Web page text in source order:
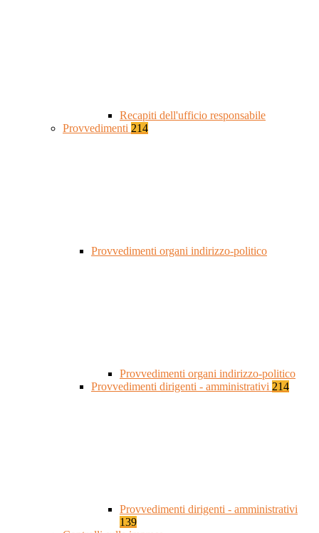
Recapiti dell'ufficio responsabile
Provvedimenti 214
Provvedimenti organi indirizzo-politico
Provvedimenti organi indirizzo-politico
Provvedimenti dirigenti - amministrativi 214
Provvedimenti dirigenti - amministrativi
139